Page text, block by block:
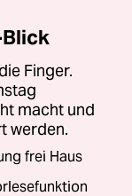
Finger.
macht und
werden.
frei Haus